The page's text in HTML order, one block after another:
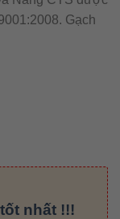
Gạch
nhất !!!